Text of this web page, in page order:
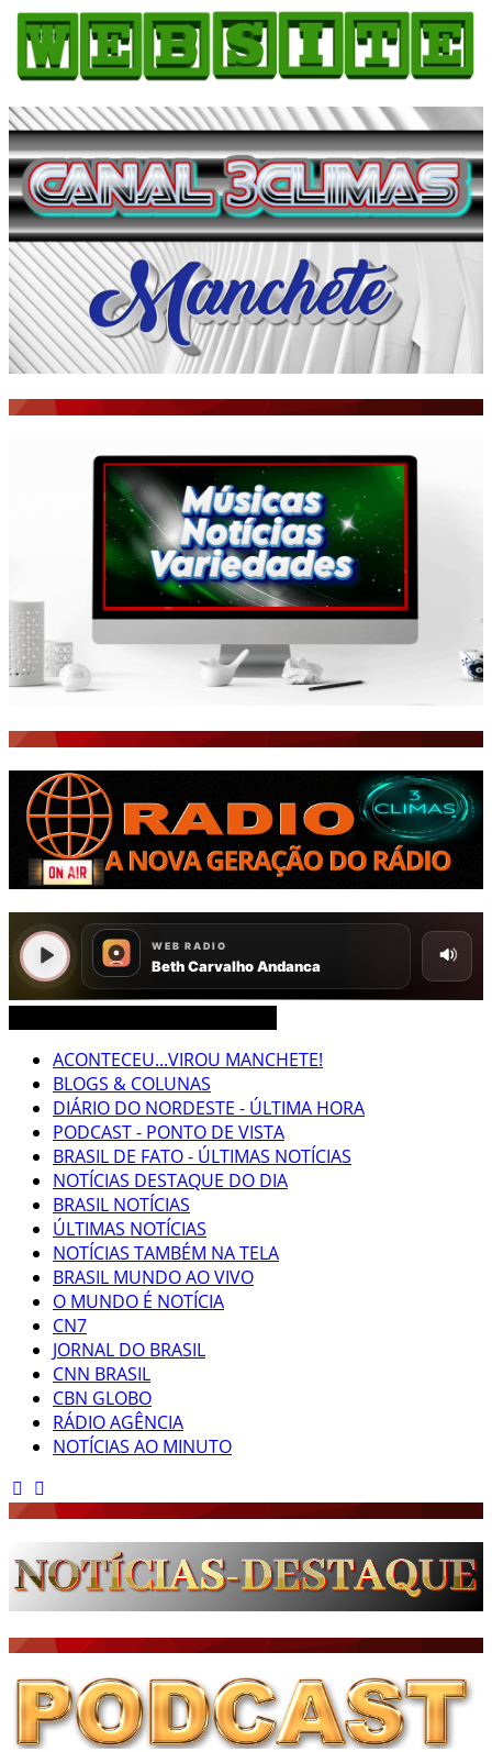
ACONTECEU...VIROU MANCHETE!
BLOGS & COLUNAS
DIÁRIO DO NORDESTE - ÚLTIMA HORA
PODCAST - PONTO DE VISTA
BRASIL DE FATO - ÚLTIMAS NOTÍCIAS
NOTÍCIAS DESTAQUE DO DIA
BRASIL NOTÍCIAS
ÚLTIMAS NOTÍCIAS
NOTÍCIAS TAMBÉM NA TELA
BRASIL MUNDO AO VIVO
O MUNDO É NOTÍCIA
CN7
JORNAL DO BRASIL
CNN BRASIL
CBN GLOBO
RÁDIO AGÊNCIA
NOTÍCIAS AO MINUTO